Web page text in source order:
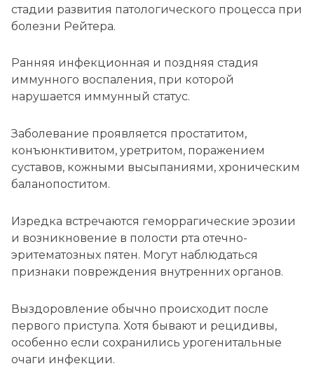
стадии развития патологического процесса при
болезни Рейтера.
Ранняя инфекционная и поздняя стадия
иммунного воспаления, при которой
нарушается иммунный статус.
Заболевание проявляется простатитом,
конъюнктивитом, уретритом, поражением
суставов, кожными высыпаниями, хроническим
баланопоститом.
Изредка встречаются геморрагические эрозии
и возникновение в полости рта отечно-
эритематозных пятен. Могут наблюдаться
признаки повреждения внутренних органов.
Выздоровление обычно происходит после
первого приступа. Хотя бывают и рецидивы,
особенно если сохранились урогенитальные
очаги инфекции.